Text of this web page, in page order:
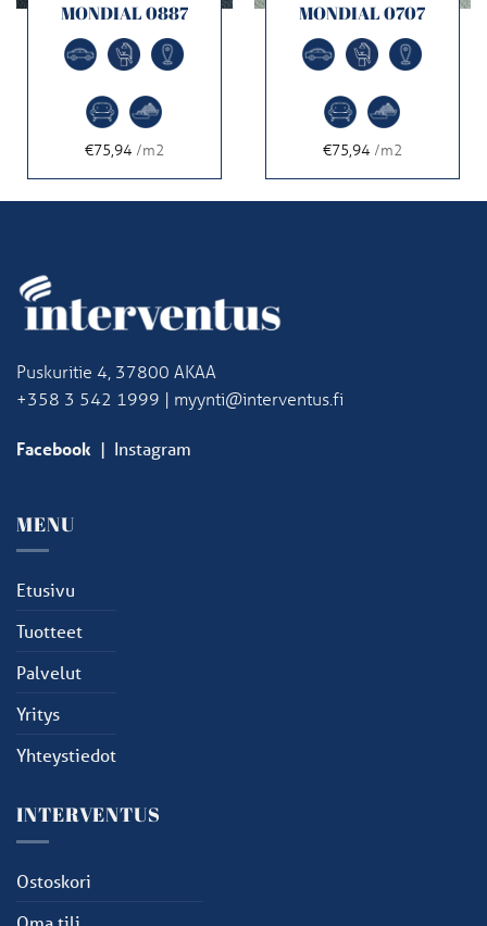
MONDIAL 0887
€75,94/m2
MONDIAL 0707
€75,94/m2
Puskuritie 4, 37800 AKAA
+358 3 542 1999 | myynti@interventus.fi
Facebook | Instagram
MENU
Etusivu
Tuotteet
Palvelut
Yritys
Yhteystiedot
INTERVENTUS
Ostoskori